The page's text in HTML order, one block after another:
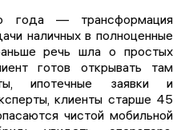
года — трансформация
наличных в полноценные
речь шла о простых
готов открывать там
ипотечные заявки и
клиенты старше 45
чистой мобильной